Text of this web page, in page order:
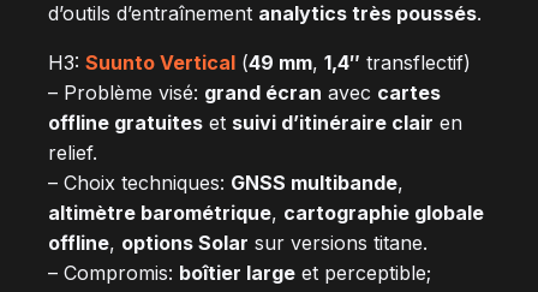
d’outils d’entraînement analytics très poussés.
H3: Suunto Vertical (49 mm, 1,4″ transflectif)
– Problème visé: grand écran avec cartes
offline gratuites et suivi d’itinéraire clair en
relief.
– Choix techniques: GNSS multibande,
altimètre barométrique, cartographie globale
offline, options Solar sur versions titane.
– Compromis: boîtier large et perceptible;